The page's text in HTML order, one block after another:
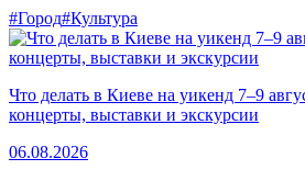
#Город#Культура
Что делать в Киеве на уикенд 7–9
концерты, выставки и экскурсии
06.08.2026